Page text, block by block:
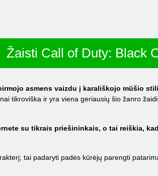
Žaisti Call of Duty: Black
asmens vaizdu į karališkojo mūšio
tikroviška ir yra viena geriausių šio žanro
su tikrais priešininkais, o tai reiškia,
tai padaryti padės kūrėjų parengti